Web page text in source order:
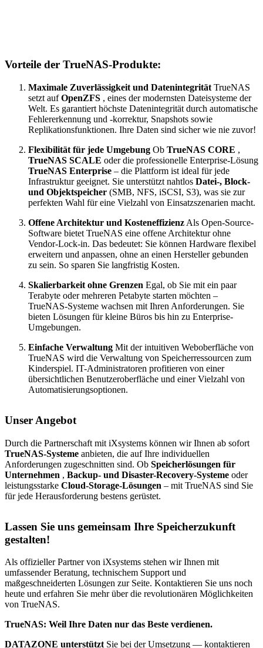
Vorteile der TrueNAS-Produkte:
Maximale Zuverlässigkeit und Datenintegrität TrueNAS
setzt aufOpenZFS , eines der modernsten Dateisysteme der
Welt. Es garantiert höchste Datenintegrität durch automatische
Fehlererkennung und -korrektur, Snapshots sowie
Replikationsfunktionen. Ihre Daten sind sicher wie nie zuvor!
Flexibilität für jede Umgebung Ob TrueNAS CORE ,
TrueNAS SCALE oder die professionelle Enterprise-Lösung
TrueNAS Enterprise – die Plattform ist ideal für jede
Infrastruktur geeignet. Sie unterstützt nahtlos Datei-, Block-
und Objektspeicher (SMB, NFS, iSCSI, S3), was sie zur
perfekten Wahl für eine Vielzahl von Einsatzszenarien macht.
Offene Architektur und Kosteneffizienz Als Open-Source-
Software bietet TrueNAS eine offene Architektur ohne
Vendor-Lock-in. Das bedeutet: Sie können Hardware flexibel
erweitern und anpassen, ohne an einen Hersteller gebunden
zu sein. So sparen Sie langfristig Kosten.
Skalierbarkeit ohne Grenzen Egal, ob Sie mit ein paar
Terabyte oder mehreren Petabyte starten möchten –
TrueNAS-Systeme wachsen mit Ihren Anforderungen. Sie
bieten Lösungen für kleine Büros bis hin zu Enterprise-
Umgebungen.
Einfache Verwaltung Mit der intuitiven Weboberfläche von
TrueNAS wird die Verwaltung von Speicherressourcen zum
Kinderspiel. IT-Administratoren profitieren von einer
übersichtlichen Benutzeroberfläche und einer Vielzahl von
Automatisierungsoptionen.
Unser Angebot
Durch die Partnerschaft mit iXsystems können wir Ihnen ab sofort
TrueNAS-Systeme anbieten, die auf Ihre individuellen
Anforderungen zugeschnitten sind. Ob Speicherlösungen für
Unternehmen , Backup- und Disaster-Recovery-Systeme oder
leistungsstarke Cloud-Storage-Lösungen – mit TrueNAS sind Sie
für jede Herausforderung bestens gerüstet.
Lassen Sie uns gemeinsam Ihre Speicherzukunft
gestalten!
Als offizieller Partner von iXsystems stehen wir Ihnen mit
umfassender Beratung, technischem Support und
maßgeschneiderten Lösungen zur Seite. Kontaktieren Sie uns noch
heute und erfahren Sie mehr über die revolutionären Möglichkeiten
von TrueNAS.
TrueNAS: Weil Ihre Daten nur das Beste verdienen.
DATAZONE unterstützt Sie bei der Umsetzung — kontaktieren